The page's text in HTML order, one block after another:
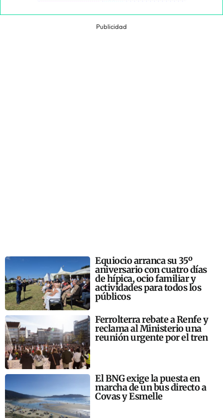
Publicidad
Equiocio arranca su 35º
aniversario con cuatro días
de hípica, ocio familiar y
actividades para todos los
públicos
Ferrolterra rebate a Renfe y
reclama al Ministerio una
reunión urgente por el tren
El BNG exige la puesta en
marcha de un bus directo a
Covas y Esmelle